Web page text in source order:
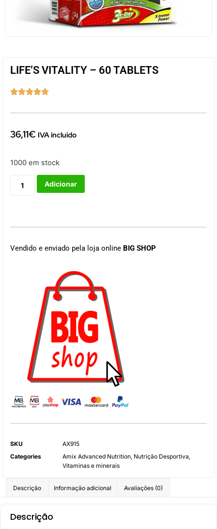
LIFE’S VITALITY – 60 TABLETS

36,11€ IVA incluido
1000 em stock
Adicionar
Vendido e enviado pela loja online BIG SHOP
SKU
AX915
Categories
Amix Advanced Nutrition, Nutrição Desportiva,
Vitaminas e minerais
Descrição Informação adicional Avaliações (0)
Descrição